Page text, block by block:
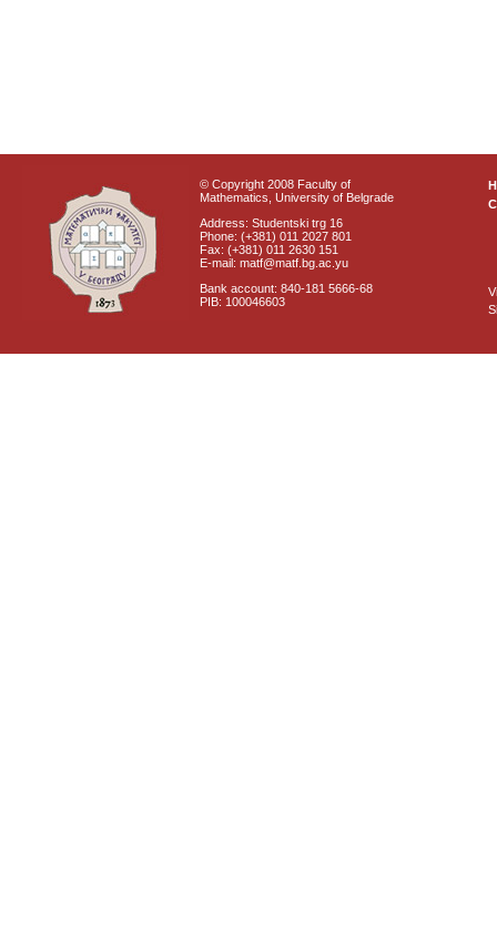
© Copyright 2008 Faculty of
Mathematics, University of Belgrade
Address: Studentski trg 16
Phone: (+381) 011 2027 801
Fax: (+381) 011 2630 151
E-mail: matf@matf.bg.ac.yu
Bank account: 840-181 5666-68
PIB: 100046603